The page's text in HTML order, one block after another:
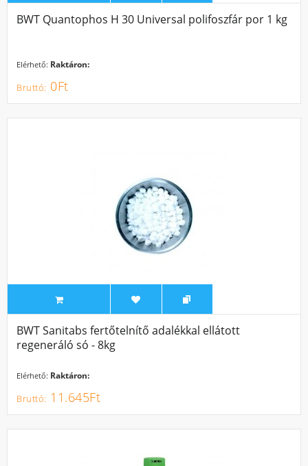
BWT Quantophos H 30 Universal polifoszfár por 1 kg
Elérhető: Raktáron:
0Ft
BWT Sanitabs fertőtelnítő adalékkal ellátott
regeneráló só - 8kg
Elérhető: Raktáron:
11.645Ft